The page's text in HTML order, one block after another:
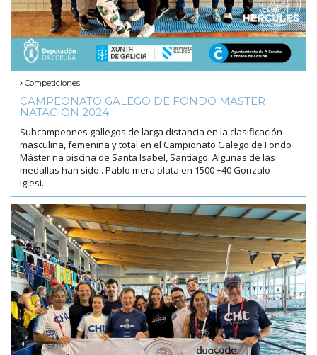
Competiciones
CAMPEONATO GALEGO DE FONDO MASTER
NATACION 2024
Subcampeones gallegos de larga distancia en la clasificación
masculina, femenina y total en el Campionato Galego de Fondo
Máster na piscina de Santa Isabel, Santiago. Algunas de las
medallas han sido.. Pablo mera plata en 1500 +40 Gonzalo
Iglesi...